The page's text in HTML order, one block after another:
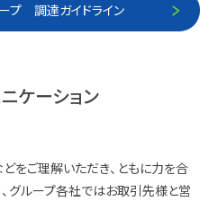
プ 調達ガイドライン
ケーション
をご理解いただき、ともに力を合
グループ各社ではお取引先様と営